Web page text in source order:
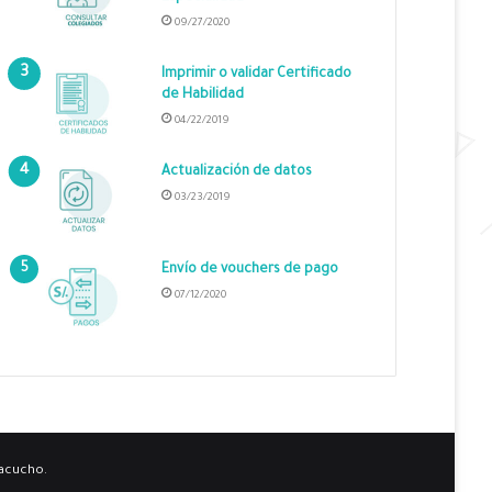
09/27/2020
Imprimir o validar Certificado
de Habilidad
04/22/2019
Actualización de datos
03/23/2019
Envío de vouchers de pago
07/12/2020